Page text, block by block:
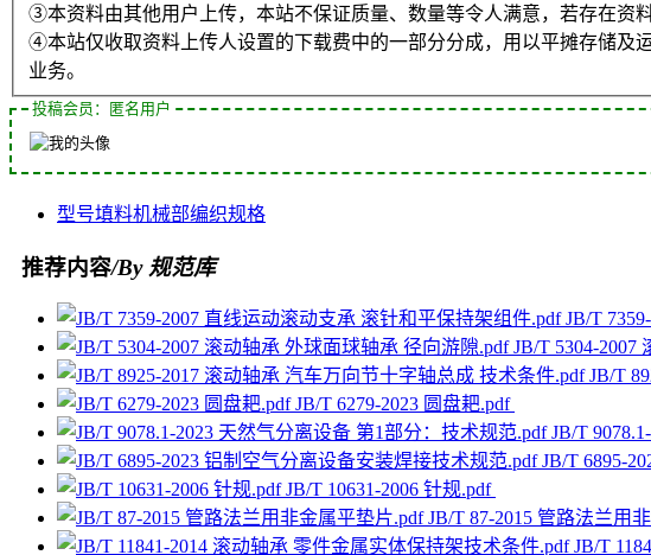
③本资料由其他用户上传，本站不保证质量、数量等令人满意，若存在资
④本站仅收取资料上传人设置的下载费中的一部分分成，用以平摊存储及
业务。
投稿会员：匿名用户
型号填料机械部编织规格
推荐内容/By 规范库
JB/T
JB/T 5304-2007
JB/T
JB/T 6279-2023 圆盘耙.pdf
JB/T
JB/T 6895-
JB/T 10631-2006 针规.pdf
JB/T 87-2015 管路法兰用
JB/T